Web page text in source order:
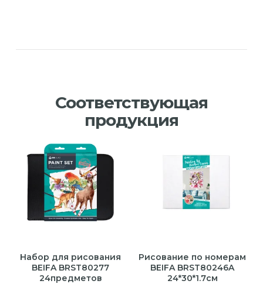
Соответствующая
продукция
Набор для рисования
BEIFA BRST80277
24предметов
Рисование по номерам
BEIFA BRST80246A
24*30*1.7см